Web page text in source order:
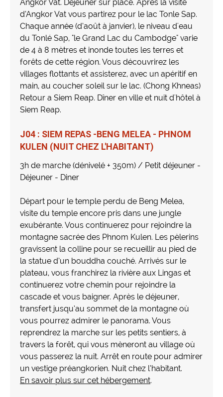
Angkor Vat. Déjeuner sur place. Après la visite
d’Angkor Vat vous partirez pour le lac Tonle Sap.
Chaque année (d’août à janvier), le niveau d'eau
du Tonlé Sap, "le Grand Lac du Cambodge" varie
de 4 à 8 mètres et inonde toutes les terres et
forêts de cette région. Vous découvrirez les
villages flottants et assisterez, avec un apéritif en
main, au coucher soleil sur le lac. (Chong Khneas)
Retour a Siem Reap. Dîner en ville et nuit d'hôtel à
Siem Reap.
J04 : SIEM REPAS -BENG MELEA - PHNOM
KULEN (NUIT CHEZ L'HABITANT)
3h de marche (dénivelé + 350m) / Petit déjeuner -
Déjeuner - Diner
Départ pour le temple perdu de Beng Melea,
visite du temple encore pris dans une jungle
exubérante. Vous continuerez pour rejoindre la
montagne sacrée des Phnom Kulen. Les pèlerins
gravissent la colline pour se recueillir au pied de
la statue d’un bouddha couché. Arrivés sur le
plateau, vous franchirez la rivière aux Lingas et
continuerez votre chemin pour rejoindre la
cascade et vous baigner. Après le déjeuner,
transfert jusqu’au sommet de la montagne où
vous pourrez admirer le panorama. Vous
reprendrez la marche sur les petits sentiers, à
travers la forêt, qui vous mèneront au village où
vous passerez la nuit. Arrêt en route pour admirer
un vestige préangkorien. Nuit chez l’habitant.
En savoir plus sur cet hébergement.